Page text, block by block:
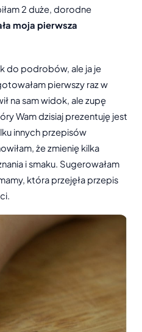
2 duże, dorodne
moja pierwsza
do podrobów, ale ja je
pierwszy raz w
na sam widok, ale zupę
Wam dzisiaj prezentuję jest
innych przepisów
że zmienię kilka
i smaku. Sugerowałam
która przejęła przepis